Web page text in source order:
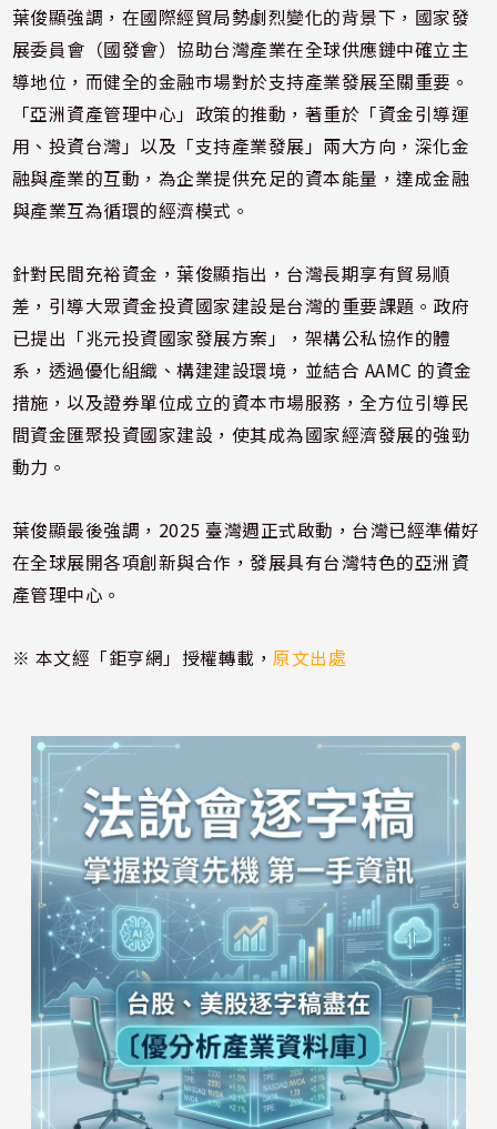
葉俊顯強調，在國際經貿局勢劇烈變化的背景下，國家發
展委員會（國發會）協助台灣產業在全球供應鏈中確立主
導地位，而健全的金融市場對於支持產業發展至關重要。
「亞洲資產管理中心」政策的推動，著重於「資金引導運
用、投資台灣」以及「支持產業發展」兩大方向，深化金
融與產業的互動，為企業提供充足的資本能量，達成金融
與產業互為循環的經濟模式。
針對民間充裕資金，葉俊顯指出，台灣長期享有貿易順
差，引導大眾資金投資國家建設是台灣的重要課題。政府
已提出「兆元投資國家發展方案」，架構公私協作的體
系，透過優化組織、構建建設環境，並結合 AAMC 的資金
措施，以及證券單位成立的資本市場服務，全方位引導民
間資金匯聚投資國家建設，使其成為國家經濟發展的強勁
動力。
葉俊顯最後強調，2025 臺灣週正式啟動，台灣已經準備好
在全球展開各項創新與合作，發展具有台灣特色的亞洲資
產管理中心。
※ 本文經「鉅亨網」授權轉載，原文出處